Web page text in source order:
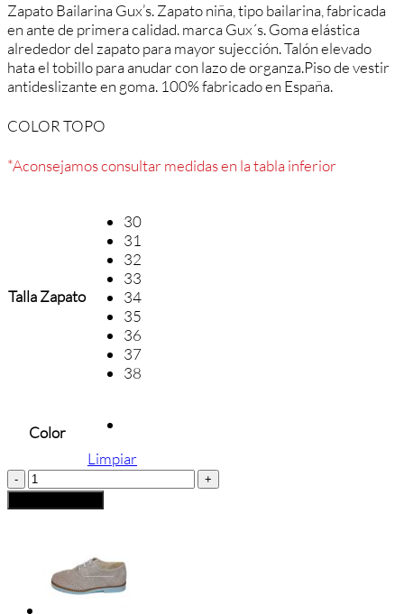
Zapato Bailarina Gux’s. Zapato niña, tipo bailarina, fabricada
en ante de primera calidad. marca Gux´s. Goma elástica
alrededor del zapato para mayor sujección. Talón elevado
hata el tobillo para anudar con lazo de organza.Piso de vestir
antideslizante en goma. 100% fabricado en España.
COLOR TOPO
*Aconsejamos consultar medidas en la tabla inferior
Talla Zapato
30
31
32
33
34
35
36
37
38
Color
Limpiar
ZAPATO
BAILARINA
GUX`S